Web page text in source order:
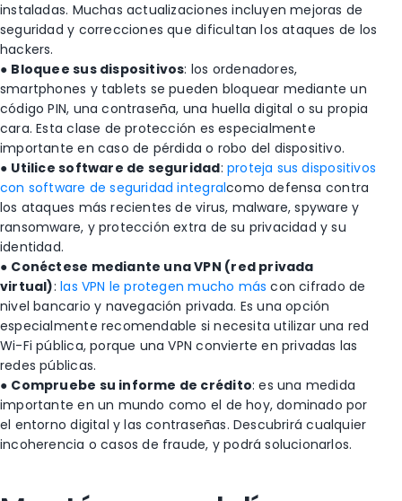
instaladas. Muchas actualizaciones incluyen mejoras de
seguridad y correcciones que dificultan los ataques de los
hackers.
● Bloquee sus dispositivos: los ordenadores,
smartphones y tablets se pueden bloquear mediante un
código PIN, una contraseña, una huella digital o su propia
cara. Esta clase de protección es especialmente
importante en caso de pérdida o robo del dispositivo.
● Utilice software de seguridad: proteja sus dispositivos
con software de seguridad integralcomo defensa contra
los ataques más recientes de virus, malware, spyware y
ransomware, y protección extra de su privacidad y su
identidad.
● Conéctese mediante una VPN (red privada
virtual):las VPN le protegen mucho más con cifrado de
nivel bancario y navegación privada. Es una opción
especialmente recomendable si necesita utilizar una red
Wi-Fi pública, porque una VPN convierte en privadas las
redes públicas.
● Compruebe su informe de crédito: es una medida
importante en un mundo como el de hoy, dominado por
el entorno digital y las contraseñas. Descubrirá cualquier
incoherencia o casos de fraude, y podrá solucionarlos.